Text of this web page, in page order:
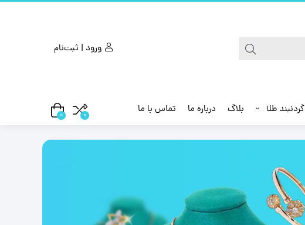
ورود | ثبت‌نام
گردنبند طلا بلاگ درباره ما تماس با ما 0
0